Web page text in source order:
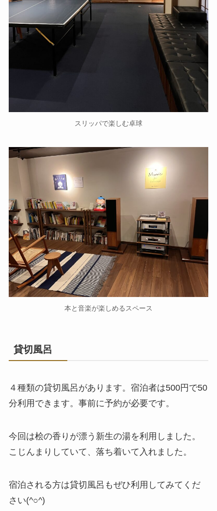
スリッパで楽しむ卓球
本と音楽が楽しめるスペース
貸切風呂
４種類の貸切風呂があります。宿泊者は500円で50
分利用できます。事前に予約が必要です。
今回は桧の香りが漂う新生の湯を利用しました。
こじんまりしていて、落ち着いて入れました。
宿泊される方は貸切風呂もぜひ利用してみてくだ
さい(^○^)